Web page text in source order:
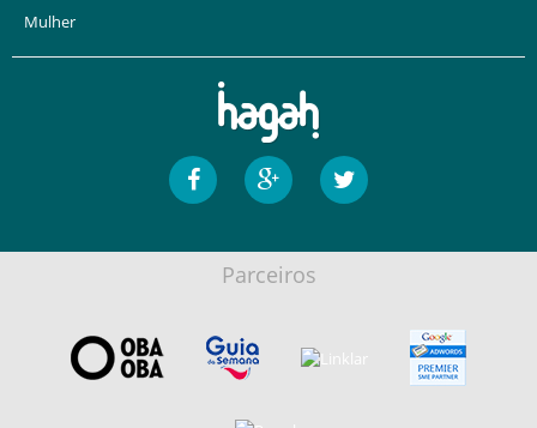
Mulher
Parceiros